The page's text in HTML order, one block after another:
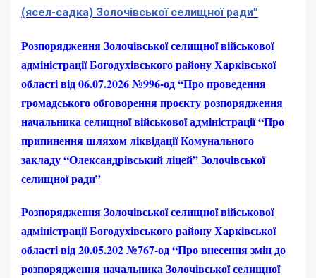
(ясел-садка) Золочівської селищної ради”
Розпорядження Золочівської селищної військової
адміністрації Богодухівського району Харківської
області від 06.07.2026 №996-од “Про проведення
громадського обговорення проєкту розпорядження
начальника селищної військової адміністрації “Про
припинення шляхом ліквідації Комунального
закладу “Олександрівський ліцей” Золочівської
селищної ради”
Розпорядження Золочівської селищної військової
адміністрації Богодухівського району Харківської
області від 20.05.202 №767-од “Про внесення змін до
розпорядження начальника Золочівської селищної